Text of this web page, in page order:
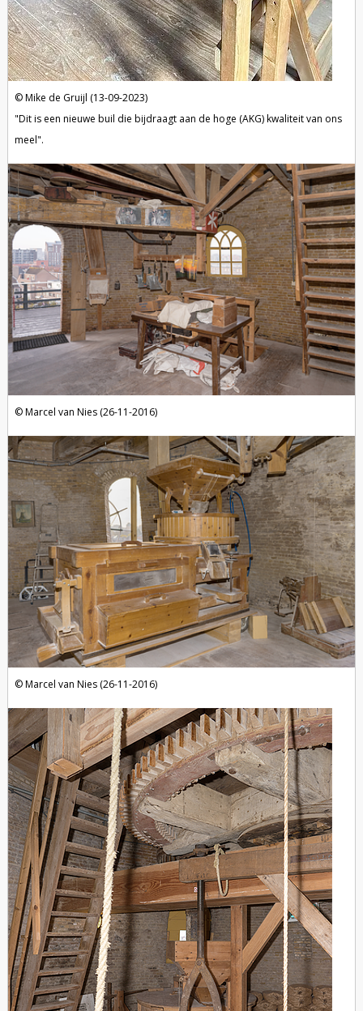
Mike de Gruijl (13-09-2023)
"Dit is een nieuwe buil die bijdraagt aan de hoge (AKG) kwaliteit van ons
meel".
Marcel van Nies (26-11-2016)
Marcel van Nies (26-11-2016)